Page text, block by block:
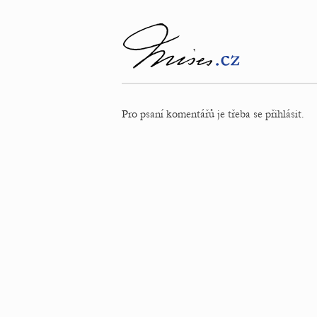
Pro psaní komentářů je třeba se přihlásit.